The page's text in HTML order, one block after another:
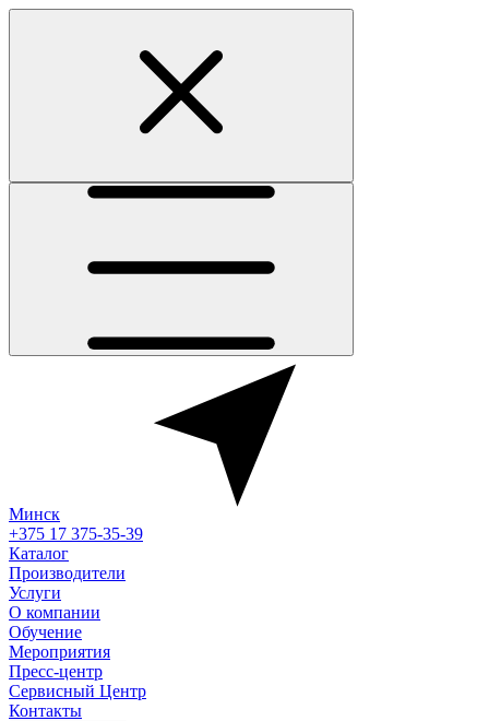
Минск
+375 17 375-35-39
Каталог
Производители
Услуги
О компании
Обучение
Мероприятия
Пресс-центр
Сервисный Центр
Контакты